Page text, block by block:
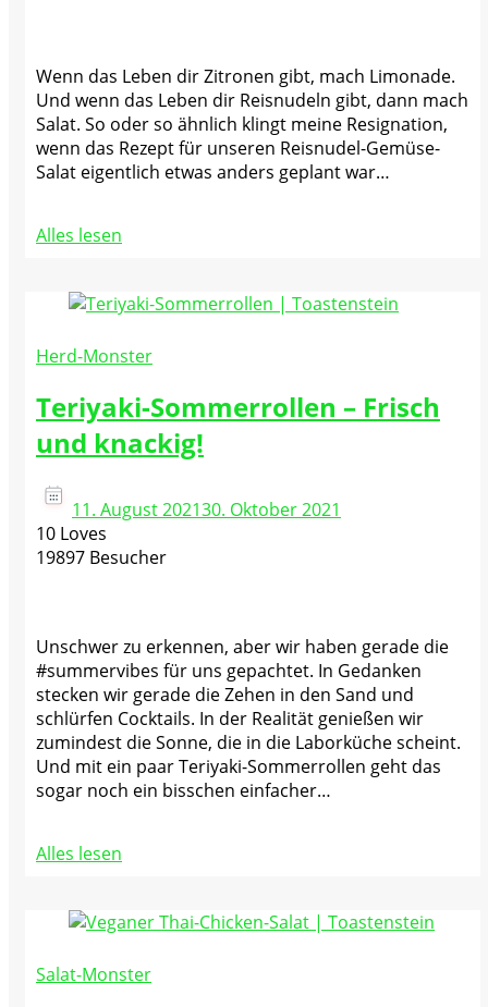
Wenn das Leben dir Zitronen gibt, mach Limonade.
Und wenn das Leben dir Reisnudeln gibt, dann mach
Salat. So oder so ähnlich klingt meine Resignation,
wenn das Rezept für unseren Reisnudel-Gemüse-
Salat eigentlich etwas anders geplant war…
Alles lesen
Herd-Monster
Teriyaki-Sommerrollen – Frisch
und knackig!
11. August 202130. Oktober 2021
10 Loves
19897 Besucher
Unschwer zu erkennen, aber wir haben gerade die
#summervibes für uns gepachtet. In Gedanken
stecken wir gerade die Zehen in den Sand und
schlürfen Cocktails. In der Realität genießen wir
zumindest die Sonne, die in die Laborküche scheint.
Und mit ein paar Teriyaki-Sommerrollen geht das
sogar noch ein bisschen einfacher…
Alles lesen
Salat-Monster